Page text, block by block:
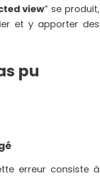
view” se produit,
et y apporter des
pu
erreur consiste à